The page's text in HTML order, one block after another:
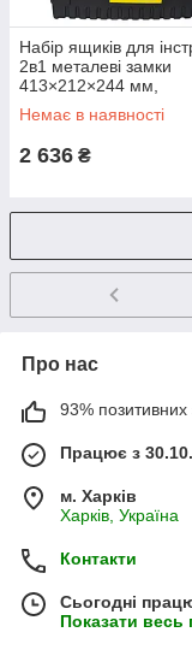
Набір ящиків для
2в1 металеві замки
413×212×244 мм,
564×310×388 мм
(7403521)
Немає в наявності
2 636 ₴
Про нас
93% позитивних
Працює з
м. Харків
Харків, Україна
Контакти
Сьогодні
Показати весь